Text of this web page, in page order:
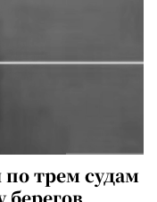
трем судам